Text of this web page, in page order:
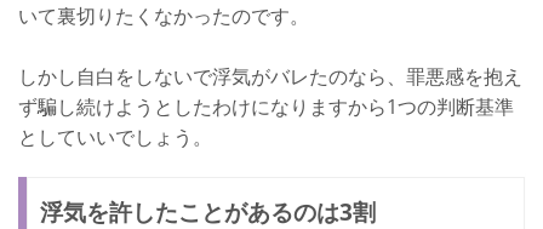
いて裏切りたくなかったのです。
しかし自白をしないで浮気がバレたのなら、罪悪感を抱え
ず騙し続けようとしたわけになりますから1つの判断基準
としていいでしょう。
浮気を許したことがあるのは3割